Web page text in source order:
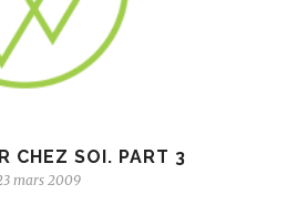
CHEZ SOI. PART 3
mars 2009